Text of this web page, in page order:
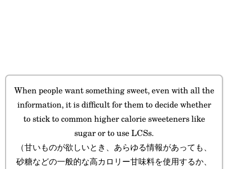
When people want something sweet, even with all the
information, it is difficult for them to decide whether
to stick to common higher calorie sweeteners like
sugar or to use LCSs.
（甘いものが欲しいとき、あらゆる情報があっても、
砂糖などの一般的な高カロリー甘味料を使用するか、